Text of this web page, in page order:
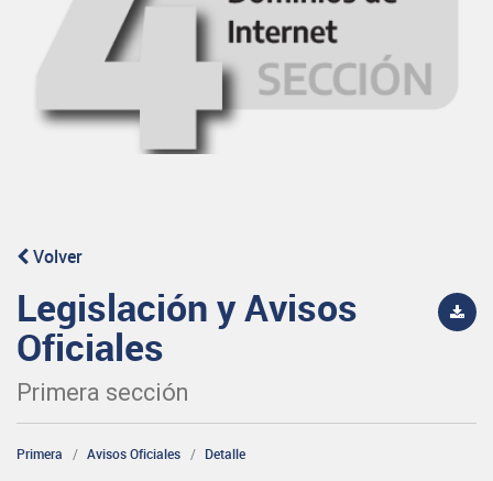
Volver
Legislación y Avisos
Oficiales
Primera sección
Primera Avisos Oficiales Detalle